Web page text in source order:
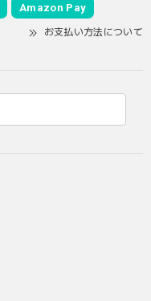
Amazon Pay
お支払い方法について